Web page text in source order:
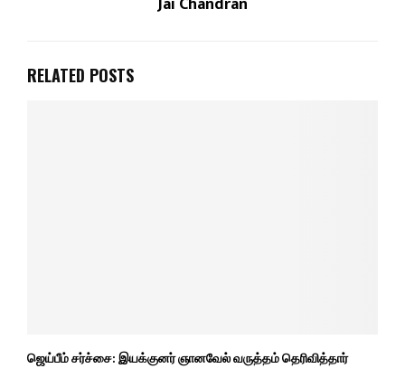
RELATED POSTS
ஜெய்பீம் சர்ச்சை: இயக்குனர் ஞானவேல் வருத்தம் தெரிவித்தார்